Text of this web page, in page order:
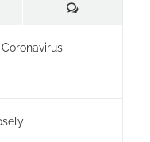
Commentaires